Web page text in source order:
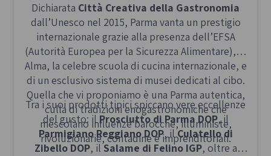
Dichiarata Città Creativa della Gastronomia
dall’Unesco nel 2015, Parma vanta un prestigio
internazionale grazie alla presenza dell’EFSA
(Autorità Europea per la Sicurezza Alimentare), di
Alma, la celebre scuola di cucina internazionale, e
di un esclusivo sistema di musei dedicati al cibo.
Quella che vi proponiamo è una Parma autentica,
culla di tradizioni enogastronomiche che
mescolano influenze barocche, illuministe,
rivoluzionarie, contadine e imprenditoriali.
Tra i suoi prodotti tipici spiccano vere eccellenze
del gusto: ilProsciutto di Parma DOP, il
Parmigiano Reggiano DOP, ilCulatello di
Zibello DOP, ilSalame di Felino IGP, oltre a